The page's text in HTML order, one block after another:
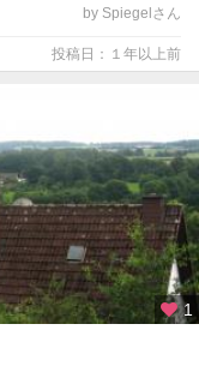
by Spiegelさん
投稿日：１年以上前
1